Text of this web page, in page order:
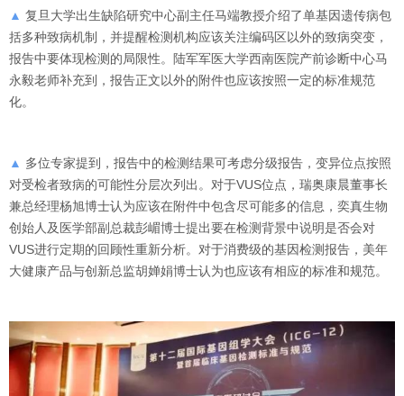
▲ 复旦大学出生缺陷研究中心副主任马端教授介绍了单基因遗传病包
括多种致病机制，并提醒检测机构应该关注编码区以外的致病突变，
报告中要体现检测的局限性。陆军军医大学西南医院产前诊断中心马
永毅老师补充到，报告正文以外的附件也应该按照一定的标准规范
化。
▲ 多位专家提到，报告中的检测结果可考虑分级报告，变异位点按照
对受检者致病的可能性分层次列出。对于VUS位点，瑞奥康晨董事长
兼总经理杨旭博士认为应该在附件中包含尽可能多的信息，奕真生物
创始人及医学部副总裁彭嵋博士提出要在检测背景中说明是否会对
VUS进行定期的回顾性重新分析。对于消费级的基因检测报告，美年
大健康产品与创新总监胡婵娟博士认为也应该有相应的标准和规范。